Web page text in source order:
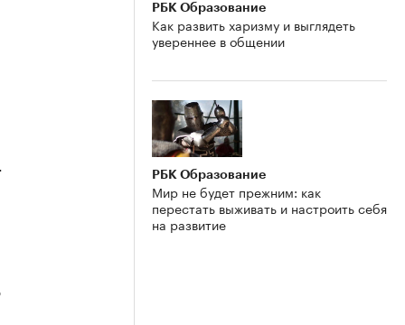
РБК Образование
Как развить харизму и выглядеть
увереннее в общении
РБК Образование
Мир не будет прежним: как
перестать выживать и настроить себя
на развитие